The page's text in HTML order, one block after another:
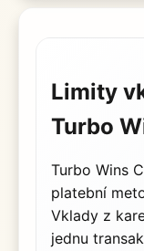
Limity
Turbo
Turbo Wins
platební
Vklady z
jednu